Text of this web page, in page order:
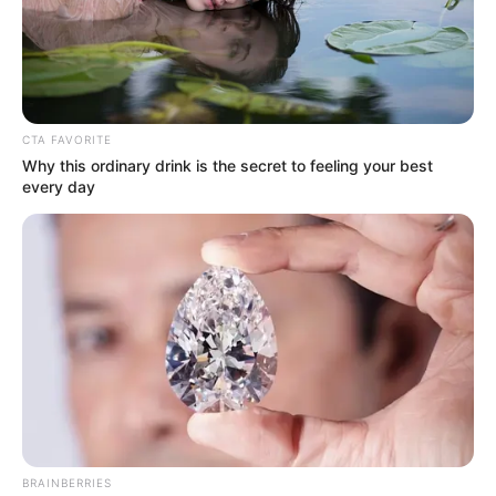
Rupert Cassiani / RCN Radio
El Buque Gloria declarado como embajador de la marca
país, “Colombia, el país de la belleza”
Rupert Andrés Cassiani Catalán
CTA FAVORITE
Why this ordinary drink is the secret to feeling your best
every day
BRAINBERRIES